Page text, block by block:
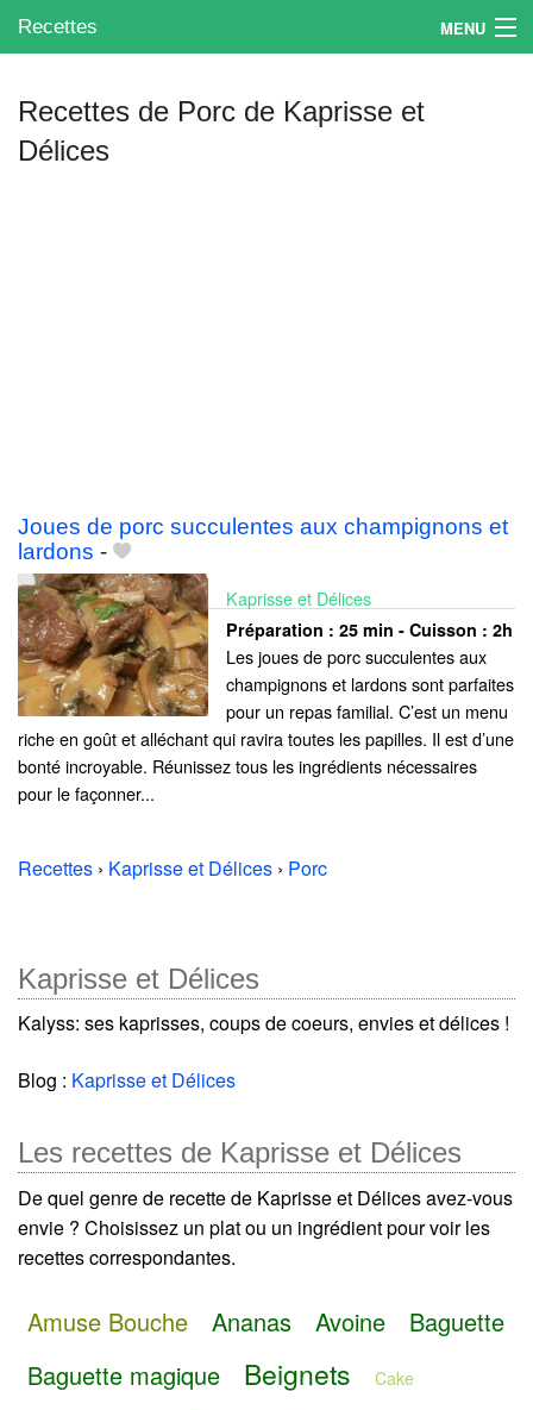
Recettes MENU
Mes blogs préférés
Recettes de Porc de Kaprisse et
Délices
Joues de porc succulentes aux champignons et
lardons -
Kaprisse et Délices
Préparation : 25 min - Cuisson : 2h
Les joues de porc succulentes aux
champignons et lardons sont parfaites
pour un repas familial. C’est un menu
riche en goût et alléchant qui ravira toutes les papilles. Il est d’une
bonté incroyable. Réunissez tous les ingrédients nécessaires
pour le façonner...
Recettes › Kaprisse et Délices › Porc
Kaprisse et Délices
Kalyss: ses kaprisses, coups de coeurs, envies et délices !
Blog : Kaprisse et Délices
Les recettes de Kaprisse et Délices
De quel genre de recette de Kaprisse et Délices avez-vous
envie ? Choisissez un plat ou un ingrédient pour voir les
recettes correspondantes.
Amuse Bouche Ananas Avoine
Baguette
Baguette magique
Beignets Cake